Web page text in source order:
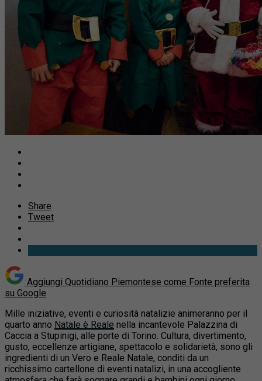
Share
Tweet
Aggiungi Quotidiano Piemontese come Fonte preferita
su Google
Mille iniziative, eventi e curiosità natalizie animeranno per il
quarto anno Natale è Reale nella incantevole Palazzina di
Caccia a Stupinigi, alle porte di Torino. Cultura, divertimento,
gusto, eccellenze artigiane, spettacolo e solidarietà, sono gli
ingredienti di un Vero e Reale Natale, conditi da un
ricchissimo cartellone di eventi natalizi, in una accogliente